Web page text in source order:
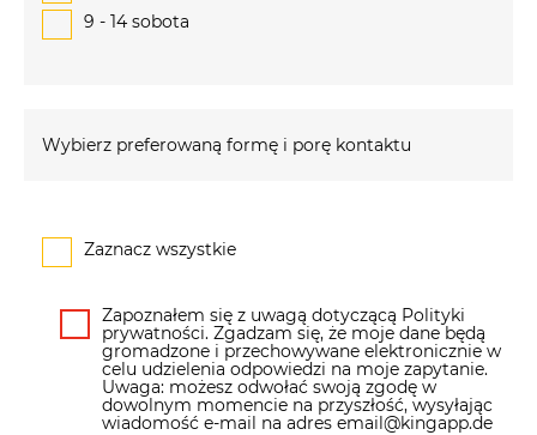
9 - 14 sobota
Wybierz preferowaną formę i porę kontaktu
Zaznacz wszystkie
Zapoznałem się z uwagą dotyczącą Polityki
prywatności. Zgadzam się, że moje dane będą
gromadzone i przechowywane elektronicznie w
celu udzielenia odpowiedzi na moje zapytanie.
Uwaga: możesz odwołać swoją zgodę w
dowolnym momencie na przyszłość, wysyłając
wiadomość e-mail na adres email@kingapp.de